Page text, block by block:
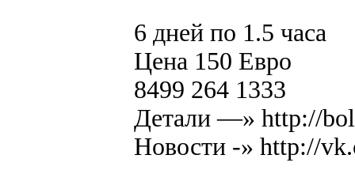
6 дней по 1.5 часа
Цена 150 Евро
8499 264 1333
Детали —» http://
Новости -» http://